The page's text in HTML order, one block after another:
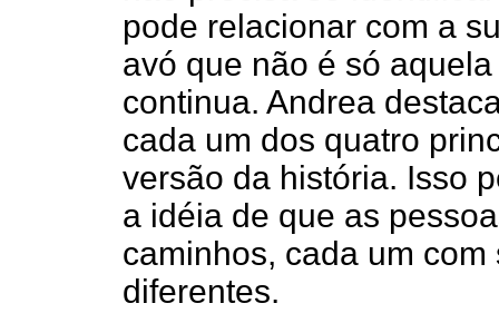
pode relacionar com a
avó que não é só
continua. Andrea
cada um dos quatro
versão da história. Isso
a idéia de que as
caminhos, cada um
diferentes.